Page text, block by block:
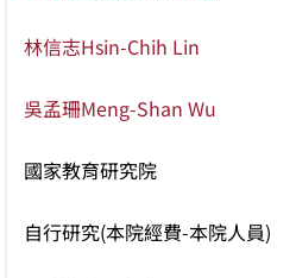
林信志Hsin-Chih Lin
吳孟珊Meng-Shan Wu
國家教育研究院
自行研究(本院經費-本院人員)